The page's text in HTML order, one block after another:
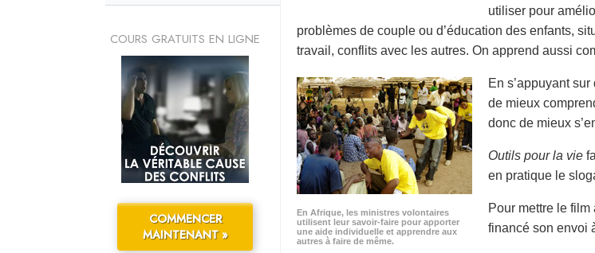
utiliser pour
problèmes de couple ou d’éducation des enfants,
travail, conflits avec les autres. On apprend aussi
En Afrique, les ministres volontaires
utilisent leur savoir-faire pour apporter
une aide individuelle et apprendre aux
autres à faire de même.
En s’appuyant
de mieux
donc de mieux
Outils pour la vie
en pratique le
Pour mettre le
financé son envoi
COURS GRATUITS EN LIGNE
COMMENCER
MAINTENANT »